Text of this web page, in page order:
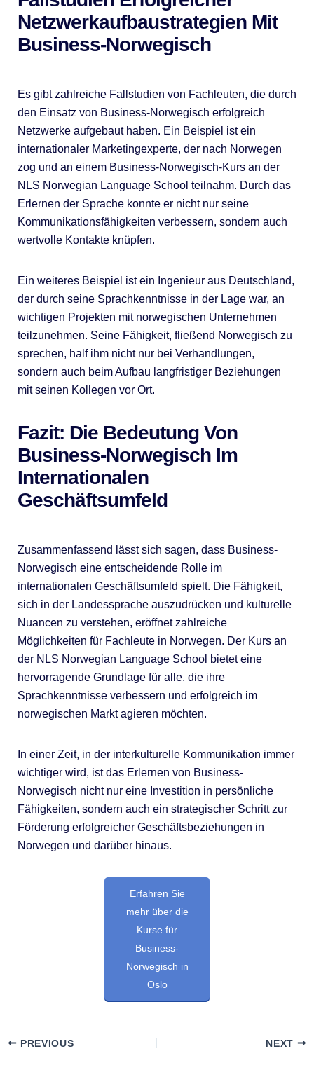
Netzwerkaufbaustrategien Mit
Business-Norwegisch
Es gibt zahlreiche Fallstudien von Fachleuten, die durch
den Einsatz von Business-Norwegisch erfolgreich
Netzwerke aufgebaut haben. Ein Beispiel ist ein
internationaler Marketingexperte, der nach Norwegen
zog und an einem Business-Norwegisch-Kurs an der
NLS Norwegian Language School teilnahm. Durch das
Erlernen der Sprache konnte er nicht nur seine
Kommunikationsfähigkeiten verbessern, sondern auch
wertvolle Kontakte knüpfen.
Ein weiteres Beispiel ist ein Ingenieur aus Deutschland,
der durch seine Sprachkenntnisse in der Lage war, an
wichtigen Projekten mit norwegischen Unternehmen
teilzunehmen. Seine Fähigkeit, fließend Norwegisch zu
sprechen, half ihm nicht nur bei Verhandlungen,
sondern auch beim Aufbau langfristiger Beziehungen
mit seinen Kollegen vor Ort.
Fazit: Die Bedeutung Von
Business-Norwegisch Im
Internationalen
Geschäftsumfeld
Zusammenfassend lässt sich sagen, dass Business-
Norwegisch eine entscheidende Rolle im
internationalen Geschäftsumfeld spielt. Die Fähigkeit,
sich in der Landessprache auszudrücken und kulturelle
Nuancen zu verstehen, eröffnet zahlreiche
Möglichkeiten für Fachleute in Norwegen. Der Kurs an
der NLS Norwegian Language School bietet eine
hervorragende Grundlage für alle, die ihre
Sprachkenntnisse verbessern und erfolgreich im
norwegischen Markt agieren möchten.
In einer Zeit, in der interkulturelle Kommunikation immer
wichtiger wird, ist das Erlernen von Business-
Norwegisch nicht nur eine Investition in persönliche
Fähigkeiten, sondern auch ein strategischer Schritt zur
Förderung erfolgreicher Geschäftsbeziehungen in
Norwegen und darüber hinaus.
Erfahren Sie
mehr über die
Kurse für
Business-
Norwegisch in
Oslo
PREVIOUS NEXT